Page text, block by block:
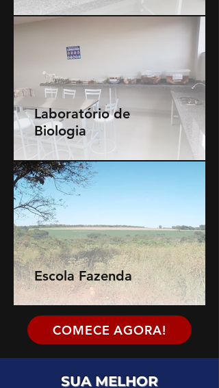
Laboratório de
Biologia
Escola Fazenda
COMECE AGORA!
SUA MELHOR